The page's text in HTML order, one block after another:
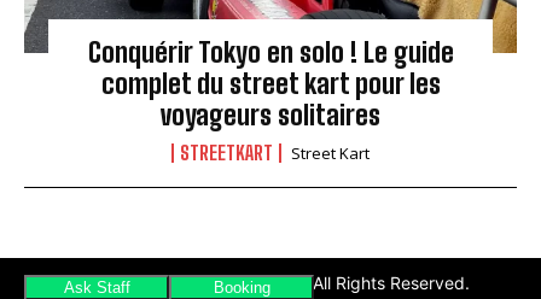
Conquérir Tokyo en solo ! Le guide
complet du street kart pour les
voyageurs solitaires
STREETKART Street Kart
Copyright(C) Street Kart Tour. All Rights Reserved.